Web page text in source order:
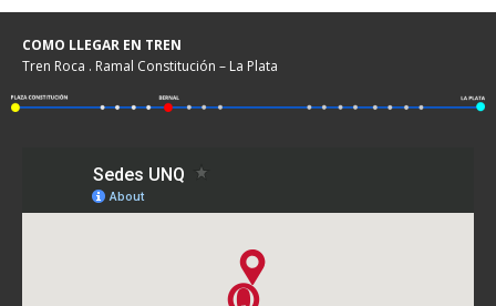
COMO LLEGAR EN TREN
Tren Roca . Ramal Constitución – La Plata